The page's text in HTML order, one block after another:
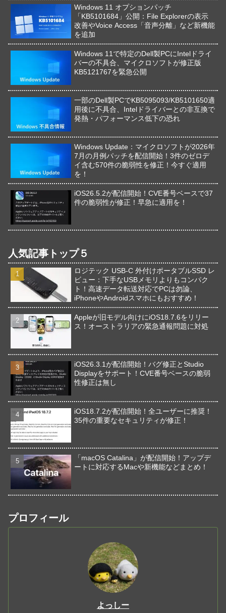
Windows 11 オプションパッチ
「KB5101684」公開：File Explorerの表示
改善やVoice Access「音声分離」など新機能
を追加
Windows 11で特定のDell製PCにIntelドライ
バーの不具合、マイクロソフトが修正版
KB5121767を緊急公開
一部のDell製PCでKB5095093/KB5101650適
用後に不具合、Intelドライバーとの非互換で
発熱・パフォーマンス低下の恐れ
Windows Update：マイクロソフトが2026年
7月の月例パッチを配信開始！3件のゼロデ
イ含む570件の脆弱性を修正！今すぐ適用
を！
iOS26.5.2が配信開始！CVE番号ベースで37
件の脆弱性が修正！早急に適用を！
人気記事トップ５
ロジテック USB-C 外付けポータブルSSD レ
ビュー：下手なUSBメモリよりもコンパク
ト！高速データ転送対応でPCは勿論、
iPhoneやAndroidスマホにもおすすめ！
Appleが旧モデル向けにiOS18.7.6をリリー
ス！オーストラリアの緊急通報問題に対処
iOS26.3.1が配信開始！バグ修正とStudio
Displayをサポート！CVE番号ベースの脆弱
性修正は無し
iOS18.7.2が配信開始！全ユーザーに推奨！
35件の重要なセキュリティが修正！
「macOS Catalina」が配信開始！アップデ
ートに対応するMacや新機能などまとめ！
プロフィール
よっしー